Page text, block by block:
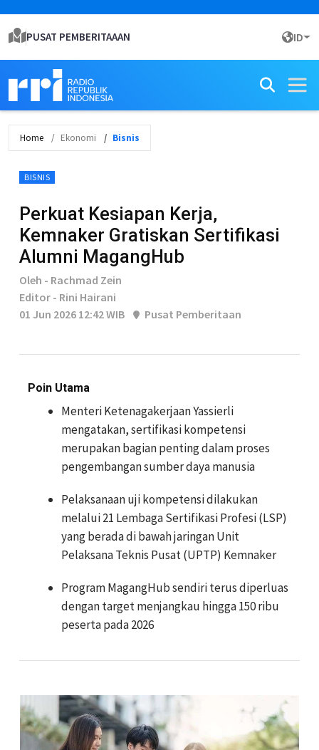
PUSAT PEMBERITAAAN ID
Home Ekonomi Bisnis
BISNIS
Perkuat Kesiapan Kerja,
Kemnaker Gratiskan Sertifikasi
Alumni MagangHub
Oleh - Rachmad Zein
Editor - Rini Hairani
01 Jun 2026 12:42 WIB
Pusat Pemberitaan
Poin Utama
Menteri Ketenagakerjaan Yassierli
mengatakan, sertifikasi kompetensi
merupakan bagian penting dalam proses
pengembangan sumber daya manusia
Pelaksanaan uji kompetensi dilakukan
melalui 21 Lembaga Sertifikasi Profesi (LSP)
yang berada di bawah jaringan Unit
Pelaksana Teknis Pusat (UPTP) Kemnaker
Program MagangHub sendiri terus diperluas
dengan target menjangkau hingga 150 ribu
peserta pada 2026